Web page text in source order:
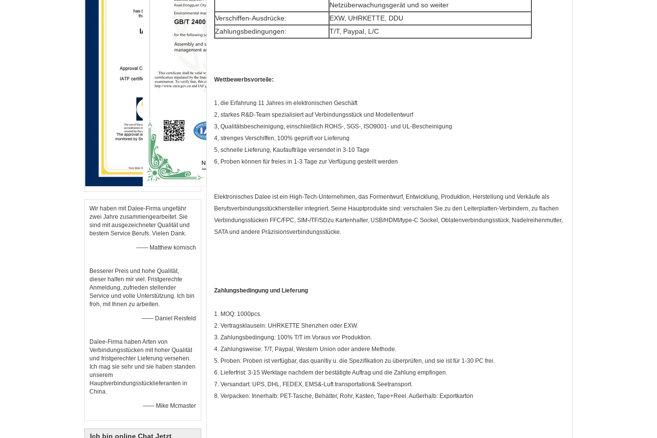
Wir haben mit Dalee-Firma ungefähr
zwei Jahre zusammengearbeitet. Sie
sind mit ausgezeichneter Qualität und
bestem Service Berufs. Vielen Dank.
—— Matthew kornisch
Besserer Preis und hohe Qualität,
dieser halfen mir viel. Fristgerechte
Anmeldung, zufrieden stellender
Service und volle Unterstützung. Ich bin
froh, mit Ihnen zu arbeiten.
—— Daniel Reisfeld
Dalee-Firma haben Arten von
Verbindungsstücken mit hoher Qualität
und fristgerechter Lieferung versehen.
Ich mag sie sehr und sie haben standen
unserem
Hauptverbindungsstücklieferanten in
China.
—— Mike Mcmaster
Ich bin online Chat Jetzt
Netzüberwachungsgerät und so weiter
Verschiffen-Ausdrücke:
EXW, UHRKETTE, DDU
Zahlungsbedingungen:
T/T, Paypal, L/C
Wettbewerbsvorteile:
1, die Erfahrung 11 Jahres im elektronischen Geschäft
2, starkes R&D-Team spezialisiert auf Verbindungsstück und Modellentwurf
3, Qualitätsbescheinigung, einschließlich ROHS-, SGS-, ISO9001- und UL-Bescheinigung
4, strenges Verschiffen, 100% geprüft vor Lieferung
5, schnelle Lieferung, Kaufaufträge versendet in 3-10 Tage
6, Proben können für freies in 1-3 Tage zur Verfügung gestellt werden
Elektronisches Dalee ist ein High-Tech-Unternehmen, das Formentwurf, Entwicklung, Produktion, Herstellung und Verkäufe als
Berufsverbindungsstückhersteller integriert. Seine Hauptprodukte sind: verschalen Sie zu den Leiterplatten-Verbindern, zu flachen
Verbindungsstücken FFC/FPC, SIM-/TF/SDzu Kartenhalter, USB/HDMI/type-C Sockel, Oblatenverbindungsstück, Nadelreihenmutter,
SATA und andere Präzisionsverbindungsstücke.
Zahlungsbedingung und Lieferung
1. MOQ: 1000pcs.
2. Vertragsklauseln: UHRKETTE Shenzhen oder EXW.
3. Zahlungsbedingung: 100% T/T im Voraus vor Produktion.
4. Zahlungsweise: T/T, Paypal, Western Union oder andere Methode.
5. Proben: Proben ist verfügbar, das quanltiy u. die Spezifikation zu überprüfen, und sie ist für 1-30 PC frei.
6. Lieferfrist: 3-15 Werktage nachdem der bestätigte Auftrag und die Zahlung empfingen.
7. Versandart: UPS, DHL, FEDEX, EMS&-Luft transportation& Seetransport.
8. Verpacken: Innerhalb: PET-Tasche, Behälter, Rohr, Kasten, Tape+Reel. Außerhalb: Exportkarton